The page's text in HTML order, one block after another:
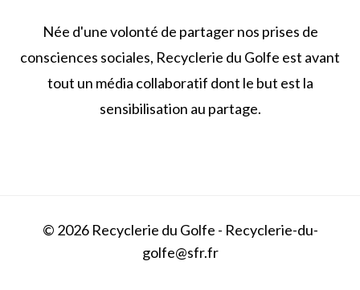
Née d'une volonté de partager nos prises de
consciences sociales, Recyclerie du Golfe est avant
tout un média collaboratif dont le but est la
sensibilisation au partage.
© 2026 Recyclerie du Golfe - Recyclerie-du-
golfe@sfr.fr